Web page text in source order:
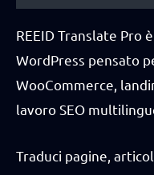
REEID Translate Pro
WordPress pensato
WooCommerce,
lavoro SEO
Traduci pagine,